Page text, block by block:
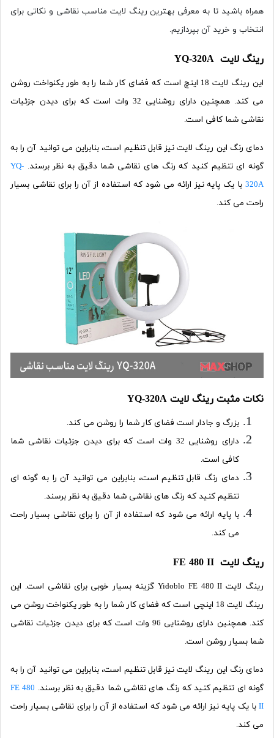
همراه باشید تا به معرفی بهترین رینگ لایت مناسب نقاشی و نکاتی برای
انتخاب و خرید آن بپردازیم.
رینگ لایت YQ-320A
این رینگ لایت 18 اینچ است که فضای کار شما را به طور یکنواخت روشن
می کند. همچنین دارای روشنایی 32 وات است که برای دیدن جزئیات
نقاشی شما کافی است.
دمای رنگ این رینگ لایت نیز قابل تنظیم است، بنابراین می توانید آن را به
گونه ای تنظیم کنید که رنگ های نقاشی شما دقیق به نظر برسند. YQ-
320A با یک پایه نیز ارائه می شود که استفاده از آن را برای نقاشی بسیار
راحت می کند.
نکات مثبت رینگ لایت YQ-320A
بزرگ و جادار است فضای کار شما را روشن می کند.
دارای روشنایی 32 وات است که برای دیدن جزئیات نقاشی شما
کافی است.
دمای رنگ قابل تنظیم است، بنابراین می توانید آن را به گونه ای
تنظیم کنید که رنگ های نقاشی شما دقیق به نظر برسند.
با پایه ارائه می شود که استفاده از آن را برای نقاشی بسیار راحت
می کند.
رینگ لایت FE 480 II
رینگ لایت Yidoblo FE 480 II گزینه بسیار خوبی برای نقاشی است. این
رینگ لایت 18 اینچی است که فضای کار شما را به طور یکنواخت روشن می
کند. همچنین دارای روشنایی 96 وات است که برای دیدن جزئیات نقاشی
شما بسیار روشن است.
دمای رنگ این رینگ لایت نیز قابل تنظیم است، بنابراین می توانید آن را به
گونه ای تنظیم کنید که رنگ های نقاشی شما دقیق به نظر برسند. FE 480
II با یک پایه نیز ارائه می شود که استفاده از آن را برای نقاشی بسیار راحت
می کند.